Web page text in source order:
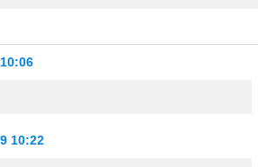
10:22